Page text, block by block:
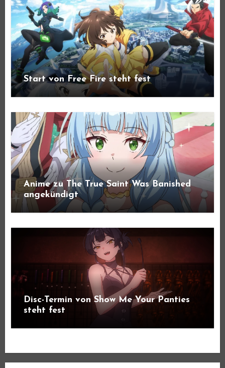
Start von Free Fire steht fest
Anime zu The True Saint Was Banished
angekündigt
Disc-Termin von Show Me Your Panties
steht fest